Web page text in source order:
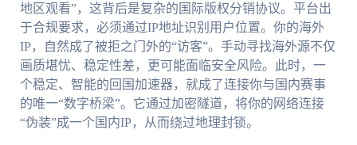
地区观看”，这背后是复杂的国际版权分销协议。平台出
于合规要求，必须通过IP地址识别用户位置。你的海外
IP，自然成了被拒之门外的“访客”。手动寻找海外源不仅
画质堪忧、稳定性差，更可能面临安全风险。此时，一
个稳定、智能的回国加速器，就成了连接你与国内赛事
的唯一“数字桥梁”。它通过加密隧道，将你的网络连接
“伪装”成一个国内IP，从而绕过地理封锁。